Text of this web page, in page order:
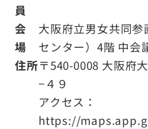
員
会
場
大阪府立男女共同
センター）4階 中会
住所〒540-0008 大阪府
−４９
アクセス：
https://